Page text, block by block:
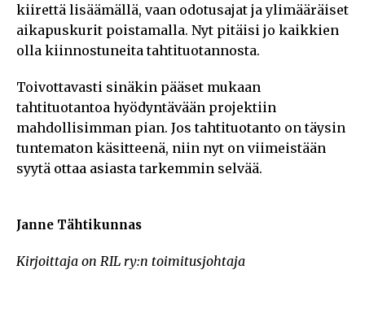
kiirettä lisäämällä, vaan odotusajat ja ylimääräiset
aikapuskurit poistamalla. Nyt pitäisi jo kaikkien
olla kiinnostuneita tahtituotannosta.
Toivottavasti sinäkin pääset mukaan
tahtituotantoa hyödyntävään projektiin
mahdollisimman pian. Jos tahtituotanto on täysin
tuntematon käsitteenä, niin nyt on viimeistään
syytä ottaa asiasta tarkemmin selvää.
Janne Tähtikunnas
Kirjoittaja on RIL ry:n toimitusjohtaja